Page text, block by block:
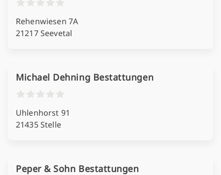
Rehenwiesen 7A
21217 Seevetal
Michael Dehning Bestattungen
Uhlenhorst 91
21435 Stelle
Peper & Sohn Bestattungen